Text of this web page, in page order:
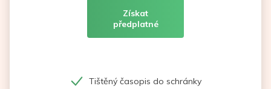
Získat
předplatné
Tištěný časopis do schránky